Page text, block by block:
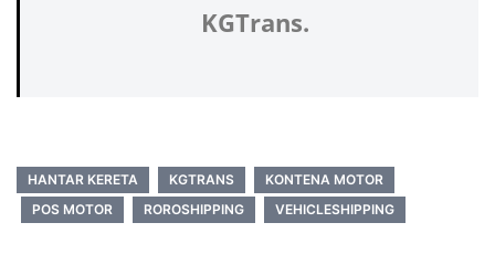
KGTrans.
HANTAR KERETA KGTRANS
KONTENA MOTOR
POS MOTOR
ROROSHIPPING VEHICLESHIPPING